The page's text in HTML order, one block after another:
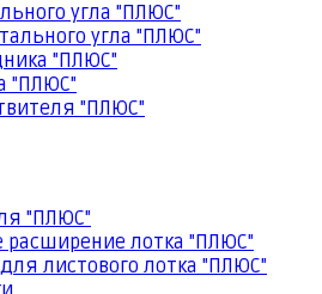
угла "ПЛЮС"
угла "ПЛЮС"
"ПЛЮС"
"ПЛЮС"
"ПЛЮС"
"ПЛЮС"
расширение лотка "ПЛЮС"
листового лотка "ПЛЮС"